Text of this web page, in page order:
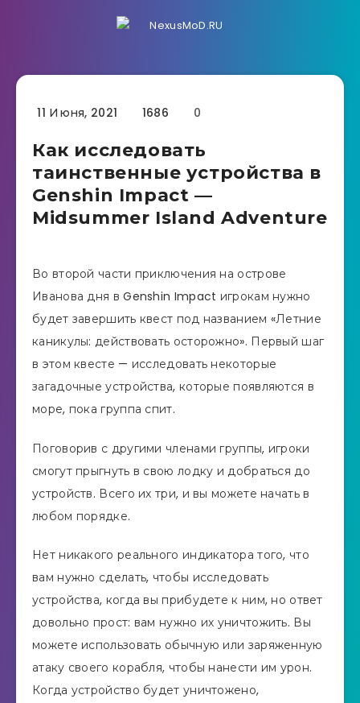
11 Июня, 2021 1686 0
Как исследовать
таинственные устройства в
Genshin Impact —
Midsummer Island Adventure
Во второй части приключения на острове
Иванова дня в Genshin Impact игрокам нужно
будет завершить квест под названием «Летние
каникулы: действовать осторожно». Первый шаг
в этом квесте — исследовать некоторые
загадочные устройства, которые появляются в
море, пока группа спит.
Поговорив с другими членами группы, игроки
смогут прыгнуть в свою лодку и добраться до
устройств. Всего их три, и вы можете начать в
любом порядке.
Нет никакого реального индикатора того, что
вам нужно сделать, чтобы исследовать
устройства, когда вы прибудете к ним, но ответ
довольно прост: вам нужно их уничтожить. Вы
можете использовать обычную или заряженную
атаку своего корабля, чтобы нанести им урон.
Когда устройство будет уничтожено,